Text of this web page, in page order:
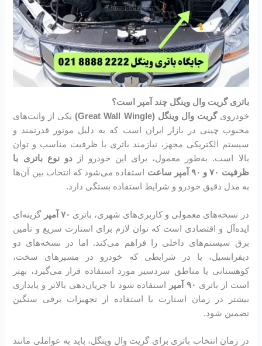
باتری گریت وال وینگل چند آمپر است؟
خودرویگریت وال وینگل (Great Wall Wingle)
یکی از وانت‌های
محبوب چینی در بازار ایران است که به دلیل موتور قدرتمند و
سیستم الکتریکی مجهز، نیازمند باتری با ظرفیت مناسب و توان
بالا است. به‌طور معمول، برای این خودرو ازدو نوع باتری با
ظرفیت ۷۰ و ۹۰ آمپر ساعت
استفاده می‌شود که انتخاب بین آن‌ها
به مدل دقیق خودرو و شرایط استفاده بستگی دارد.
در نسخه‌های معمولی و کاربری‌های شهری، باتری ۷۰ آمپر
گزینه‌ای
ایده‌آل و اقتصادی است که توان لازم برای استارت سریع و تأمین
برق سیستم‌های داخلی را فراهم می‌کند. اما در نسخه‌های دو
دیفرانسیل، یا در شرایطی که خودرو در مسیرهای سخت،
کوهستانی یا مناطق سردسیر مورد استفاده قرار می‌گیرد، بهتر
است از باتری ۹۰ آمپر
استفاده شود تا جریان‌دهی بالاتر و پایداری
بیشتر در زمان استارت یا استفاده از تجهیزات برقی سنگین
تضمین شود.
در زمان انتخاب باتری برای گریت وال وینگل، باید به عواملی مانند